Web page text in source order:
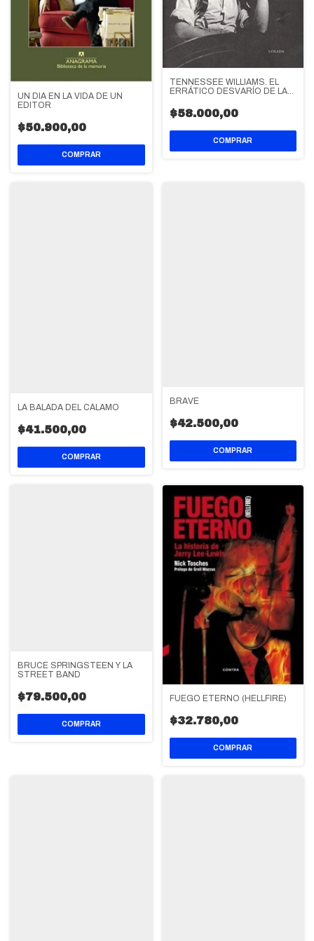
UN DIA EN LA VIDA DE UN
EDITOR
$50.900,00
TENNESSEE WILLIAMS. EL
ERRÁTICO DESVARÍO DE LA
$58.000,00
LA BALADA DEL CÁLAMO
$41.500,00
BRAVE
$42.500,00
BRUCE SPRINGSTEEN Y LA
STREET BAND
$79.500,00 FUEGO ETERNO (HELLFIRE)
$32.780,00